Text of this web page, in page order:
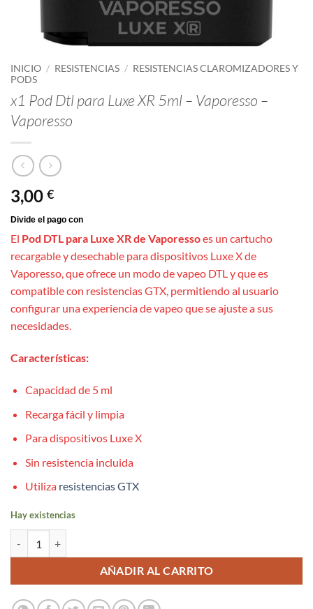
INICIO / RESISTENCIAS / RESISTENCIAS CLAROMIZADORES Y
PODS
x1 Pod Dtl para Luxe XR 5ml – Vaporesso –
Vaporesso
3,00 €
El Pod DTL para Luxe XR de Vaporessoes un cartucho
recargable y desechable para dispositivos Luxe X de
Vaporesso, que ofrece un modo de vapeo DTL y que es
compatible con resistencias GTX, permitiendo al usuario
configurar una experiencia de vapeo que se ajuste a sus
necesidades.
Características:
Capacidad de 5 ml
Recarga fácil y limpia
Para dispositivos Luxe X
Sin resistencia incluida
Utiliza resistencias GTX
Hay existencias
AÑADIR AL CARRITO